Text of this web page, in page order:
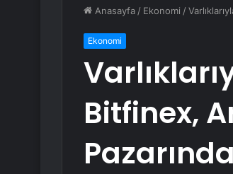
Anasayfa / Ekonomi /
Ekonomi
Bitfinex,
Pazarında